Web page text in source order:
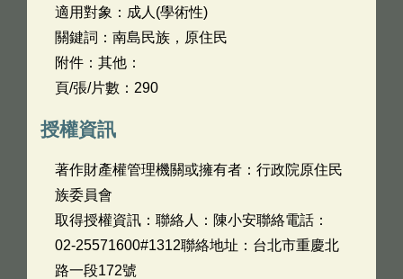
適用對象：成人(學術性)
關鍵詞：南島民族，原住民
附件：其他：
頁/張/片數：290
授權資訊
著作財產權管理機關或擁有者：行政院原住民
族委員會
取得授權資訊：聯絡人：陳小安聯絡電話：
02-25571600#1312聯絡地址：台北市重慶北
路一段172號